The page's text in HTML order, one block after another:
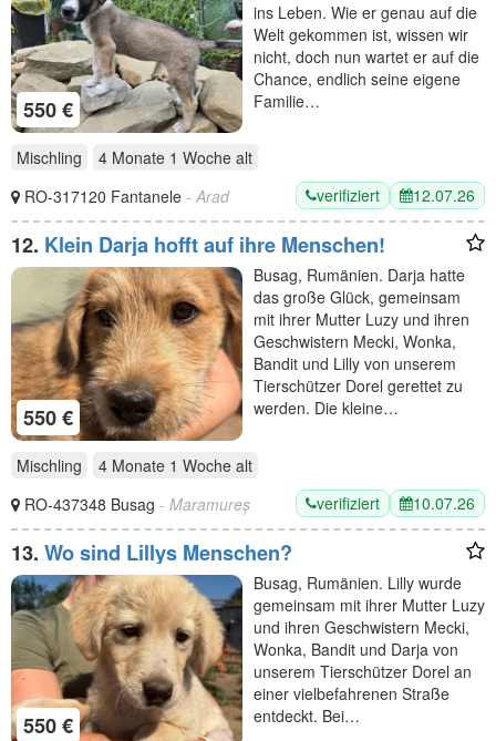
550 €
ins Leben. Wie er genau auf die
Welt gekommen ist, wissen wir
nicht, doch nun wartet er auf die
Chance, endlich seine eigene
Familie…
Mischling 4 Monate 1 Woche alt
RO-317120 Fantanele - Arad verifiziert 12.07.26
12. Klein Darja hofft auf ihre Menschen!
550 €
Busag, Rumänien. Darja hatte
das große Glück, gemeinsam
mit ihrer Mutter Luzy und ihren
Geschwistern Mecki, Wonka,
Bandit und Lilly von unserem
Tierschützer Dorel gerettet zu
werden. Die kleine…
Mischling 4 Monate 1 Woche alt
RO-437348 Busag - Maramureș verifiziert 10.07.26
13. Wo sind Lillys Menschen?
550 €
Busag, Rumänien. Lilly wurde
gemeinsam mit ihrer Mutter Luzy
und ihren Geschwistern Mecki,
Wonka, Bandit und Darja von
unserem Tierschützer Dorel an
einer vielbefahrenen Straße
entdeckt. Bei…